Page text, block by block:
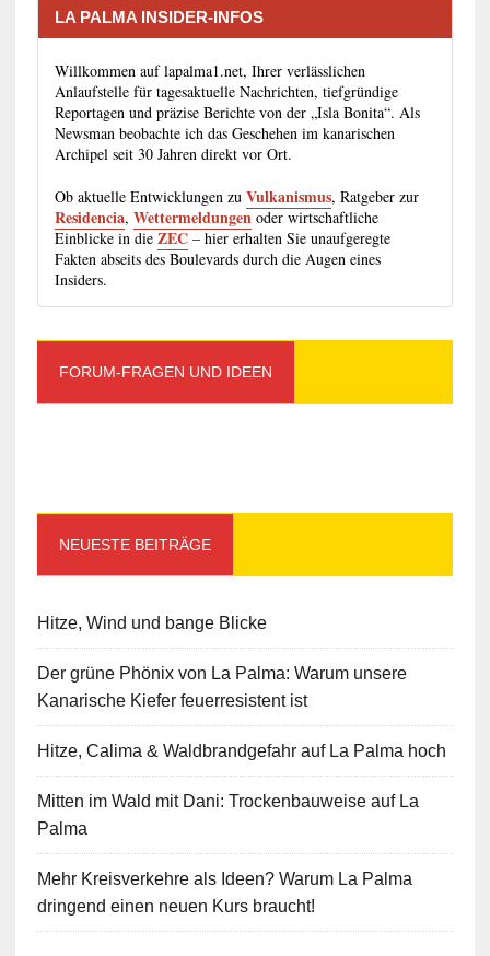
LA PALMA INSIDER-INFOS
Willkommen auf lapalma1.net, Ihrer verlässlichen
Anlaufstelle für tagesaktuelle Nachrichten, tiefgründige
Reportagen und präzise Berichte von der „Isla Bonita“. Als
Newsman beobachte ich das Geschehen im kanarischen
Archipel seit 30 Jahren direkt vor Ort.
Ob aktuelle Entwicklungen zu Vulkanismus, Ratgeber zur
Residencia, Wettermeldungen oder wirtschaftliche
Einblicke in dieZEC– hier erhalten Sie unaufgeregte
Fakten abseits des Boulevards durch die Augen eines
Insiders.
FORUM-FRAGEN UND IDEEN
NEUESTE BEITRÄGE
Hitze, Wind und bange Blicke
Der grüne Phönix von La Palma: Warum unsere
Kanarische Kiefer feuerresistent ist
Hitze, Calima & Waldbrandgefahr auf La Palma hoch
Mitten im Wald mit Dani: Trockenbauweise auf La
Palma
Mehr Kreisverkehre als Ideen? Warum La Palma
dringend einen neuen Kurs braucht!